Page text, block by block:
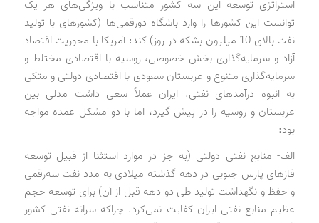
استراتژی توسعه این سه کشور متناسب با ویژگی‌های هر یک
توانست این کشورها را وارد باشگاه دورقمی‌ها (کشورهای با تولید
نفت بالای 10 میلیون بشکه در روز) کند: آمریکا با محوریت اقتصاد
آزاد و سرمایه‌گذاری بخش خصوصی، روسیه با اقتصادی مختلط و
سرمایه‌گذاری متنوع و عربستان سعودی با اقتصادی دولتی و متکی
به انبوه درآمدهای نفتی. ایران عملاً سعی داشت مدلی بین
عربستان و روسیه را در پیش گیرد، اما با دو مشکل عمده مواجه
بود:
الف- منابع نفتی دولتی (به جز در موارد استثنا از قبیل توسعه
فازهای پارس جنوبی در دهه گذشته میلادی به مدد نفت سه‌رقمی
و حفظ و نگهداشت تولید طی دو دهه قبل از آن) برای توسعه حجم
عظیم منابع نفتی ایران کفایت نمی‌کرد. چراکه سرانه نفتی کشور